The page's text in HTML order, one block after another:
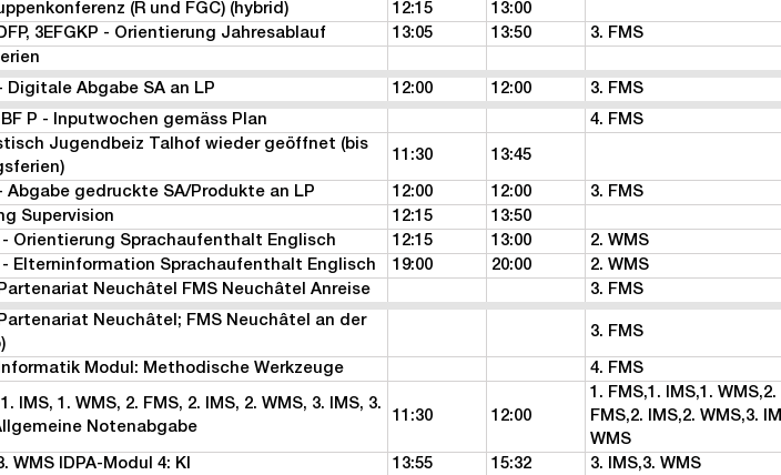
(R und FGC) (hybrid) 12:15
13:00
3EFGKP - Orientierung Jahresablauf 13:05 13:50
3. FMS
Digitale Abgabe SA an LP 12:00 12:00
3. FMS
BF P - Inputwochen gemäss Plan 4. FMS
Jugendbeiz Talhof wieder geöffnet (bis
11:30 13:45
Abgabe gedruckte SA/Produkte an LP 12:00 12:00
3. FMS
Supervision 12:15
13:50
- Orientierung Sprachaufenthalt Englisch 12:15 13:00
2. WMS
- Elterninformation Sprachaufenthalt Englisch 19:00 20:00
2. WMS
Neuchâtel FMS Neuchâtel Anreise 3. FMS
Neuchâtel; FMS Neuchâtel an der
3. FMS
Modul: Methodische Werkzeuge 4. FMS
IMS, 1. WMS, 2. FMS, 2. IMS, 2. WMS, 3. IMS, 3.
Notenabgabe
11:30 12:00
1. FMS,1. IMS,1. WMS,2.
FMS,2. IMS,2. WMS,3.
WMS
WMS IDPA-Modul 4: KI 13:55 15:32
3. IMS,3. WMS